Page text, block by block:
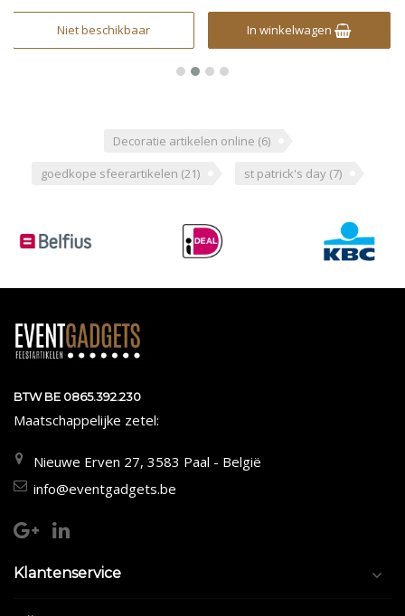
Niet beschikbaar In winkelwagen
Decoratie artikelen online (6)
goedkope sfeerartikelen (21) st patrick's day (7)
BTW BE 0865.392.230
Maatschappelijke zetel:
Nieuwe Erven 27, 3583 Paal - België
info@eventgadgets.be
Klantenservice